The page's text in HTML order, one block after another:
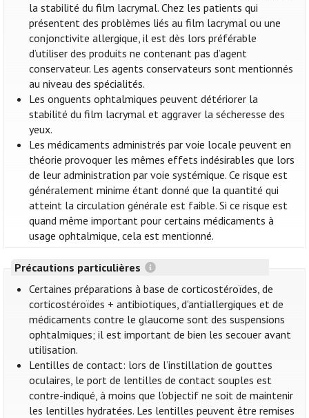
la stabilité du film lacrymal. Chez les patients qui
présentent des problèmes liés au film lacrymal ou une
conjonctivite allergique, il est dès lors préférable
d’utiliser des produits ne contenant pas d’agent
conservateur. Les agents conservateurs sont mentionnés
au niveau des spécialités.
Les onguents ophtalmiques peuvent détériorer la
stabilité du film lacrymal et aggraver la sécheresse des
yeux.
Les médicaments administrés par voie locale peuvent en
théorie provoquer les mêmes effets indésirables que lors
de leur administration par voie systémique. Ce risque est
généralement minime étant donné que la quantité qui
atteint la circulation générale est faible. Si ce risque est
quand même important pour certains médicaments à
usage ophtalmique, cela est mentionné.
Précautions particulières
Certaines préparations à base de corticostéroïdes, de
corticostéroïdes + antibiotiques, d'antiallergiques et de
médicaments contre le glaucome sont des suspensions
ophtalmiques; il est important de bien les secouer avant
utilisation.
Lentilles de contact: lors de l’instillation de gouttes
oculaires, le port de lentilles de contact souples est
contre-indiqué, à moins que l’objectif ne soit de maintenir
les lentilles hydratées. Les lentilles peuvent être remises